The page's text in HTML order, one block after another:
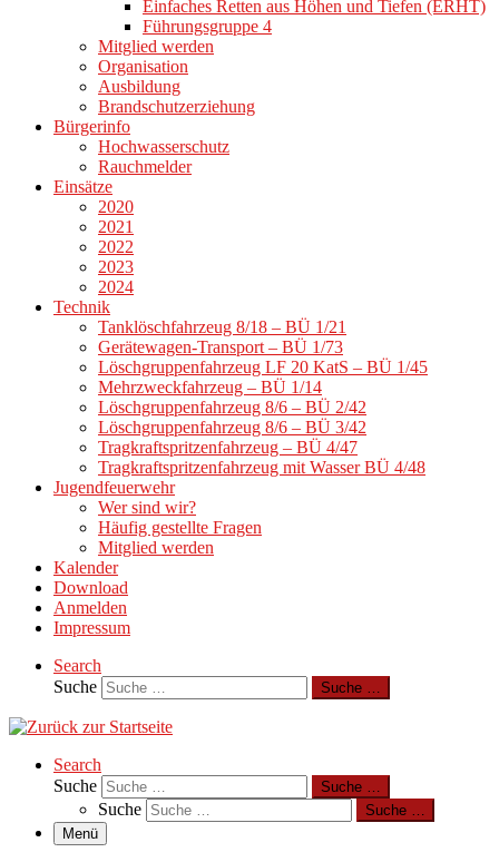
Einfaches Retten aus Höhen und Tiefen (ERHT)
Führungsgruppe 4
Mitglied werden
Organisation
Ausbildung
Brandschutzerziehung
Bürgerinfo
Hochwasserschutz
Rauchmelder
Einsätze
2020
2021
2022
2023
2024
Technik
Tanklöschfahrzeug 8/18 – BÜ 1/21
Gerätewagen-Transport – BÜ 1/73
Löschgruppenfahrzeug LF 20 KatS – BÜ 1/45
Mehrzweckfahrzeug – BÜ 1/14
Löschgruppenfahrzeug 8/6 – BÜ 2/42
Löschgruppenfahrzeug 8/6 – BÜ 3/42
Tragkraftspritzenfahrzeug – BÜ 4/47
Tragkraftspritzenfahrzeug mit Wasser BÜ 4/48
Jugendfeuerwehr
Wer sind wir?
Häufig gestellte Fragen
Mitglied werden
Kalender
Download
Anmelden
Impressum
Search
Suche
Suche …
Search
Suche
Suche …
Suche
Suche …
Menü